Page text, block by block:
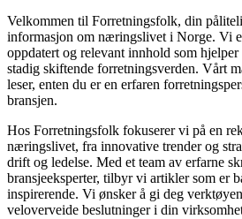
Velkommen til Forretningsfolk, din
informasjon om næringslivet i Norge. Vi
oppdatert og relevant innhold som hjelper
stadig skiftende forretningsverden. Vårt
leser, enten du er en erfaren
bransjen.
Hos Forretningsfolk fokuserer vi på en
næringslivet, fra innovative trender og
drift og ledelse. Med et team av erfarne
bransjeeksperter, tilbyr vi artikler som er
inspirerende. Vi ønsker å gi deg
veloverveide beslutninger i din